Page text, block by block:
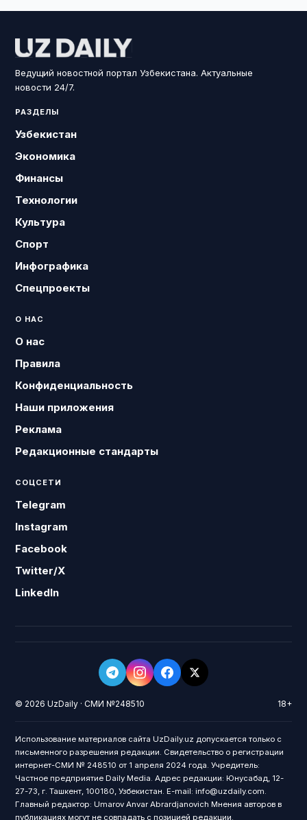
Ведущий новостной портал Узбекистана. Актуальные
новости 24/7.
РАЗДЕЛЫ
Узбекистан
Экономика
Финансы
Технологии
Культура
Спорт
Инфографика
Спецпроекты
О НАС
О нас
Правила
Конфиденциальность
Наши приложения
Реклама
Редакционные стандарты
СОЦСЕТИ
Telegram
Instagram
Facebook
Twitter/X
LinkedIn
© 2026 UzDaily · СМИ №248510 18+
Использование материалов сайта UzDaily.uz допускается только с
письменного разрешения редакции. Свидетельство о регистрации
интернет-СМИ № 248510 от 1 апреля 2024 года. Учредитель:
Частное предприятие Daily Media. Адрес редакции: Юнусабад, 12-
27-73, г. Ташкент, 100180, Узбекистан. E-mail: info@uzdaily.com.
Главный редактор: Umarov Anvar Abrardjanovich Мнения авторов в
публикациях могут не совпадать с позицией редакции.